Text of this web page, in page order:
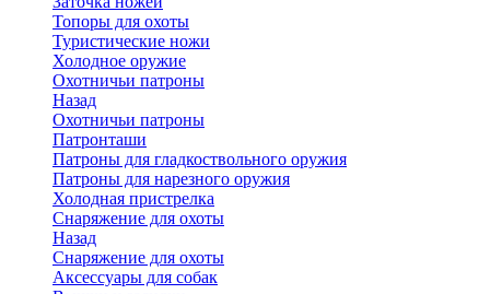
Топоры для охоты
Туристические ножи
Холодное оружие
Охотничьи патроны
Назад
Охотничьи патроны
Патронташи
Патроны для гладкоствольного оружия
Патроны для нарезного оружия
Холодная пристрелка
Снаряжение для охоты
Назад
Снаряжение для охоты
Аксессуары для собак